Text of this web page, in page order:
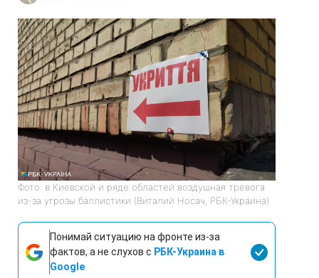
Фото: в Киевской и ряде областей воздушная тревога
из-за угрозы баллистики (Виталий Носач, РБК-Украина)
Понимай ситуацию на фронте из-за
фактов, а не слухов с РБК-Украина в
Google